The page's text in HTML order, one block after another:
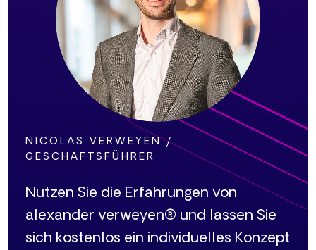
NICOLAS VERWEYEN /
GESCHÄFTSFÜHRER
Nutzen Sie die Erfahrungen von
alexander verweyen® und lassen Sie
sich kostenlos ein individuelles Konzept